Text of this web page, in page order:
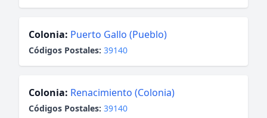
Colonia: Puerto Gallo (Pueblo)
Códigos Postales: 39140
Colonia: Renacimiento (Colonia)
Códigos Postales: 39140